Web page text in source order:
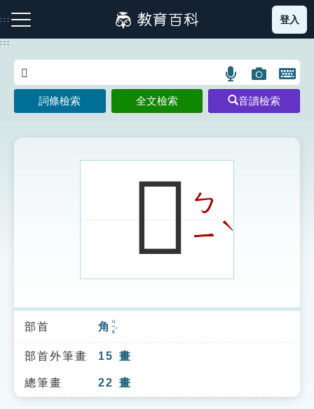
到
主
:::
注音索引圖示 筆畫索引圖示 部首索引表圖示
索引選單
知識索引
單字索引
登入
:::
語
言
搜
示
圖
片
搜
開
鍵
圖
詞條檢索 全文檢索 音讀檢索
𥷑ㄅ
ㄧˋ
部首 角 ㄐㄧㄠˇ
部首外筆畫 15 畫
總筆畫 22 畫